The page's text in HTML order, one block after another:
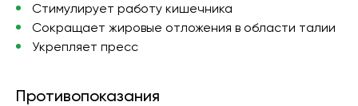
Стимулирует работу кишечника
Сокращает жировые отложения в области талии
Укрепляет пресс
Противопоказания